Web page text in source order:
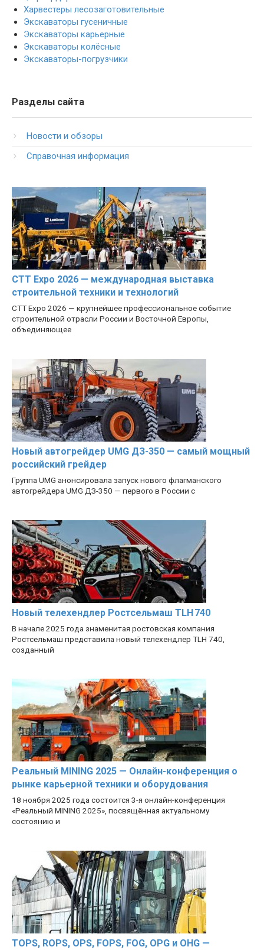
Харвестеры лесозаготовительные
Экскаваторы гусеничные
Экскаваторы карьерные
Экскаваторы колёсные
Экскаваторы-погрузчики
Разделы сайта
Новости и обзоры
Справочная информация
CTT Expo 2026 — международная выставка
строительной техники и технологий
CTT Expo 2026 — крупнейшее профессиональное событие
строительной отрасли России и Восточной Европы,
объединяющее
Новый автогрейдер UMG ДЗ-350 — самый мощный
российский грейдер
Группа UMG анонсировала запуск нового флагманского
автогрейдера UMG ДЗ-350 — первого в России с
Новый телехендлер Ростсельмаш TLH 740
В начале 2025 года знаменитая ростовская компания
Ростсельмаш представила новый телехендлер TLH 740,
созданный
Реальный MINING 2025 — Онлайн-конференция о
рынке карьерной техники и оборудования
18 ноября 2025 года состоится 3-я онлайн-конференция
«Реальный MINING 2025», посвящённая актуальному
состоянию и
TOPS, ROPS, OPS, FOPS, FOG, OPG и OHG —